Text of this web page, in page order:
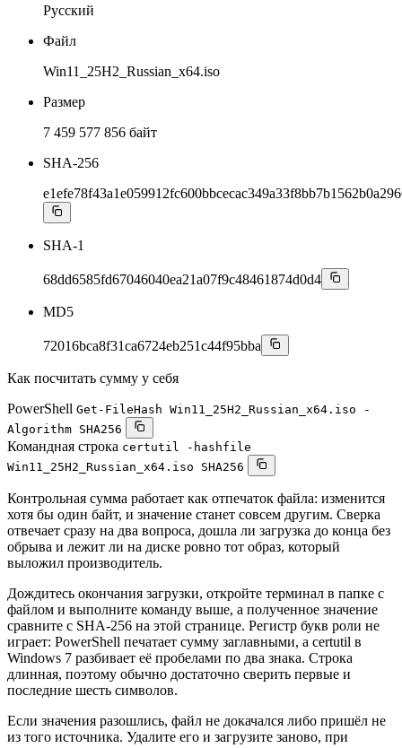
Русский
Файл
Win11_25H2_Russian_x64.iso
Размер
7 459 577 856 байт
SHA-256
SHA-1
68dd6585fd67046040ea21a07f9c48461874d0d4
MD5
72016bca8f31ca6724eb251c44f95bba
Как посчитать сумму у себя
PowerShell Get-FileHash Win11_25H2_Russian_x64.iso -
Algorithm SHA256
Командная строка certutil -hashfile
Win11_25H2_Russian_x64.iso SHA256
Контрольная сумма работает как отпечаток файла: изменится
хотя бы один байт, и значение станет совсем другим. Сверка
отвечает сразу на два вопроса, дошла ли загрузка до конца без
обрыва и лежит ли на диске ровно тот образ, который
выложил производитель.
Дождитесь окончания загрузки, откройте терминал в папке с
файлом и выполните команду выше, а полученное значение
сравните с SHA-256 на этой странице. Регистр букв роли не
играет: PowerShell печатает сумму заглавными, а certutil в
Windows 7 разбивает её пробелами по два знака. Строка
длинная, поэтому обычно достаточно сверить первые и
последние шесть символов.
Если значения разошлись, файл не докачался либо пришёл не
из того источника. Удалите его и загрузите заново, при